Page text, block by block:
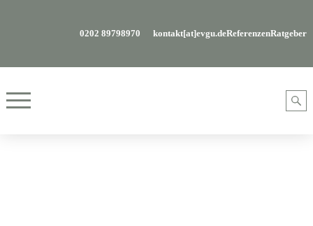
0202 89798970 kontakt[at]evgu.deReferenzenRatgeber